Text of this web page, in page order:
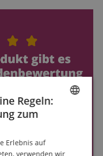
Regeln:
zum
Erlebnis auf
verwenden wir